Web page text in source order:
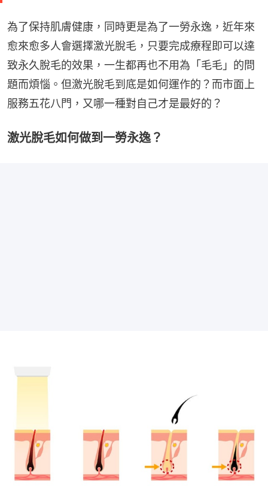
為了保持肌膚健康，同時更是為了一勞永逸，近年來
愈來愈多人會選擇激光脫毛，只要完成療程即可以達
致永久脫毛的效果，一生都再也不用為「毛毛」的問
題而煩惱。但激光脫毛到底是如何運作的？而市面上
服務五花八門，又哪一種對自己才是最好的？
激光脫毛如何做到一勞永逸？